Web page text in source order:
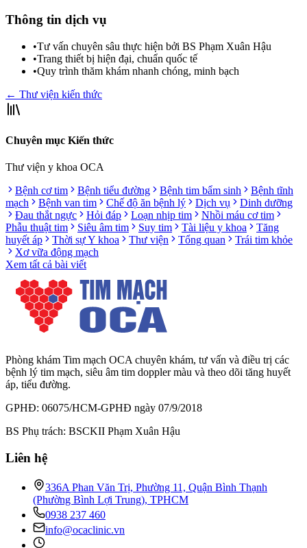
Thông tin dịch vụ
•Tư vấn chuyên sâu thực hiện bởi BS Phạm Xuân Hậu
•Trang thiết bị hiện đại, chuẩn quốc tế
•Quy trình thăm khám nhanh chóng, minh bạch
← Thư viện kiến thức
Chuyên mục Kiến thức
Thư viện y khoa OCA
Bệnh cơ tim
Bệnh tiểu đường Bệnh tim bẩm sinh
Bệnh tĩnh
mạch
Bệnh van tim Chế độ ăn bệnh lý Dịch vụ
Dinh dưỡng
Đau thắt ngực
Hỏi đáp Loạn nhịp tim
Nhồi máu cơ tim
Phẫu thuật tim
Siêu âm tim Suy tim Tài liệu y khoa
Tăng
huyết áp
Thời sự Y khoa Thư viện Tổng quan
Trái tim khỏe
Xơ vữa động mạch
Xem tất cả bài viết
Phòng khám Tim mạch OCA chuyên khám, tư vấn và điều trị các
bệnh lý tim mạch, siêu âm tim doppler màu và theo dõi tăng huyết
áp, tiểu đường.
GPHĐ: 06075/HCM-GPHĐ ngày 07/9/2018
BS Phụ trách: BSCKII Phạm Xuân Hậu
Liên hệ
336A Phan Văn Trị, Phường 11, Quận Bình Thạnh
(Phường Bình Lợi Trung), TPHCM
0938 237 460
info@ocaclinic.vn